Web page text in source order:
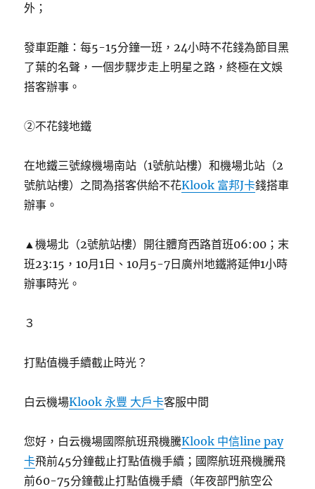
外；
發車距離：每5-15分鐘一班，24小時不花錢為節目黑
了葉的名聲，一個步驟步走上明星之路，終極在文娛
搭客辦事。
②不花錢地鐵
在地鐵三號線機場南站（1號航站樓）和機場北站（2
號航站樓）之間為搭客供給不花Klook 富邦J卡錢搭車
辦事。
▲機場北（2號航站樓）開往體育西路首班06:00；末
班23:15，10月1日、10月5-7日廣州地鐵將延伸1小時
辦事時光。
３
打點值機手續截止時光？
白云機場Klook 永豐 大戶卡客服中間
您好，白云機場國際航班飛機騰Klook 中信line pay
卡飛前45分鐘截止打點值機手續；國際航班飛機騰飛
前60-75分鐘截止打點值機手續（年夜部門航空公